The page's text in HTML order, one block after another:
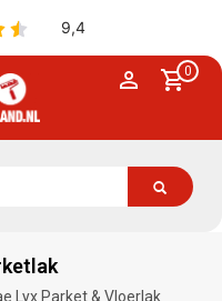
0
Lyx Parket & Vloerlak